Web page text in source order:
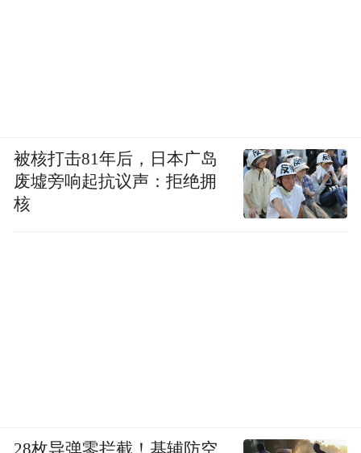
被核打击81年后，日本广岛
废墟旁响起抗议声：拒绝拥
核
28枚导弹零拦截！基辅防空